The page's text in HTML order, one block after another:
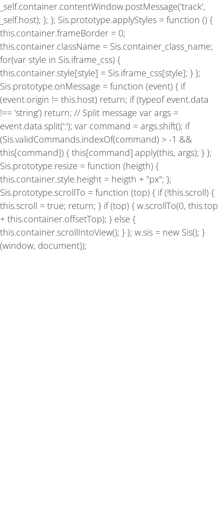
_self.container.contentWindow.postMessage('track',
_self.host); }; }; Sis.prototype.applyStyles = function () {
this.container.frameBorder = 0;
this.container.className = Sis.container_class_name;
for(var style in Sis.iframe_css) {
this.container.style[style] = Sis.iframe_css[style]; } };
Sis.prototype.onMessage = function (event) { if
(event.origin != this.host) return; if (typeof event.data
!== 'string') return; // Split message var args =
event.data.split(':'); var command = args.shift(); if
(Sis.validCommands.indexOf(command) > -1 &&
this[command]) { this[command].apply(this, args); } };
Sis.prototype.resize = function (heigth) {
this.container.style.height = heigth + "px"; };
Sis.prototype.scrollTo = function (top) { if (!this.scroll) {
this.scroll = true; return; } if (top) { w.scrollTo(0, this.top
+ this.container.offsetTop); } else {
this.container.scrollIntoView(); } }; w.sis = new Sis(); }
(window, document));